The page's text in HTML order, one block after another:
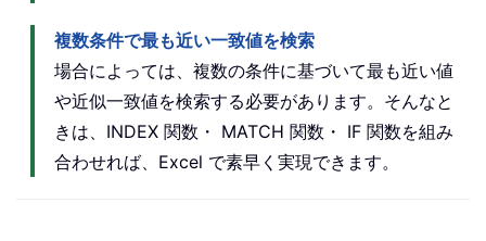
複数条件で最も近い一致値を検索
場合によっては、複数の条件に基づいて最も近い値
や近似一致値を検索する必要があります。そんなと
きは、INDEX 関数・ MATCH 関数・ IF 関数を組み
合わせれば、Excel で素早く実現できます。